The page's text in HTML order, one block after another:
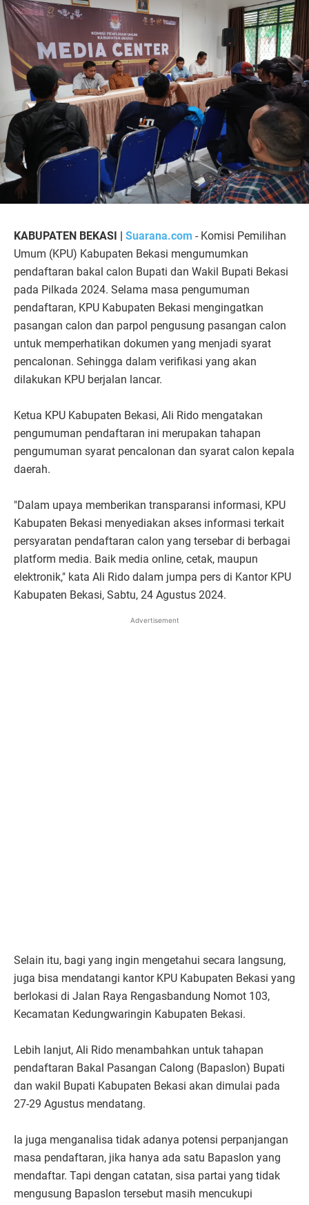
KABUPATEN BEKASI | Suarana.com - Komisi Pemilihan
Umum (KPU) Kabupaten Bekasi mengumumkan
pendaftaran bakal calon Bupati dan Wakil Bupati Bekasi
pada Pilkada 2024. Selama masa pengumuman
pendaftaran, KPU Kabupaten Bekasi mengingatkan
pasangan calon dan parpol pengusung pasangan calon
untuk memperhatikan dokumen yang menjadi syarat
pencalonan. Sehingga dalam verifikasi yang akan
dilakukan KPU berjalan lancar.
Ketua KPU Kabupaten Bekasi, Ali Rido mengatakan
pengumuman pendaftaran ini merupakan tahapan
pengumuman syarat pencalonan dan syarat calon kepala
daerah.
"Dalam upaya memberikan transparansi informasi, KPU
Kabupaten Bekasi menyediakan akses informasi terkait
persyaratan pendaftaran calon yang tersebar di berbagai
platform media. Baik media online, cetak, maupun
elektronik," kata Ali Rido dalam jumpa pers di Kantor KPU
Kabupaten Bekasi, Sabtu, 24 Agustus 2024.
Advertisement
Selain itu, bagi yang ingin mengetahui secara langsung,
juga bisa mendatangi kantor KPU Kabupaten Bekasi yang
berlokasi di Jalan Raya Rengasbandung Nomot 103,
Kecamatan Kedungwaringin Kabupaten Bekasi.
Lebih lanjut, Ali Rido menambahkan untuk tahapan
pendaftaran Bakal Pasangan Calong (Bapaslon) Bupati
dan wakil Bupati Kabupaten Bekasi akan dimulai pada
27-29 Agustus mendatang.
Ia juga menganalisa tidak adanya potensi perpanjangan
masa pendaftaran, jika hanya ada satu Bapaslon yang
mendaftar. Tapi dengan catatan, sisa partai yang tidak
mengusung Bapaslon tersebut masih mencukupi